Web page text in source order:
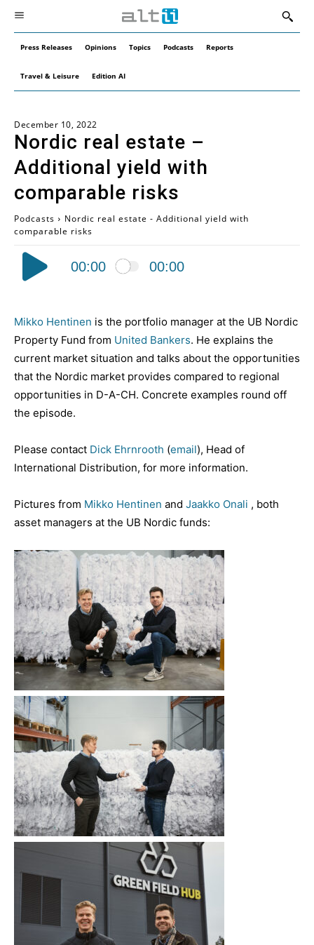
Press Releases Opinions Topics Podcasts Reports
Travel & Leisure Edition AI
December 10, 2022
Nordic real estate –
Additional yield with
comparable risks
Podcasts
Nordic real estate - Additional yield with
comparable risks
Audio
Player 00:00 00:00
Mikko Hentinen is the portfolio manager at the UB Nordic
Property Fund from United Bankers. He explains the
current market situation and talks about the opportunities
that the Nordic market provides compared to regional
opportunities in D-A-CH. Concrete examples round off
the episode.
Please contact Dick Ehrnrooth (email), Head of
International Distribution, for more information.
Pictures from Mikko Hentinen and Jaakko Onali , both
asset managers at the UB Nordic funds: